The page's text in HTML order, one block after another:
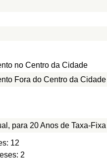
no Centro da Cidade
Fora do Centro da Cidade
para 20 Anos de Taxa-Fixa
12
2